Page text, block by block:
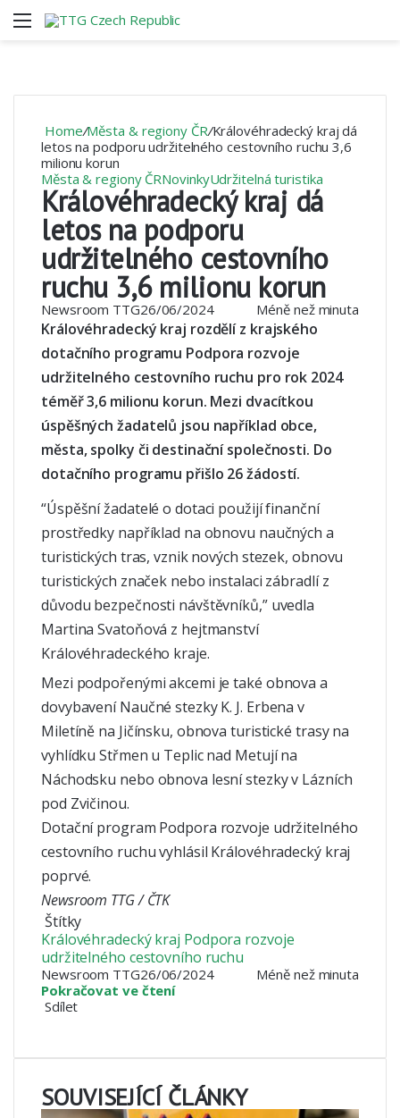
Menu
Home/Města & regiony ČR/Královéhradecký kraj dá
letos na podporu udržitelného cestovního ruchu 3,6
milionu korun
Města & regiony ČRNovinkyUdržitelná turistika
Královéhradecký kraj dá
letos na podporu
udržitelného cestovního
ruchu 3,6 milionu korun
Newsroom TTG26/06/2024 Méně než minuta
Královéhradecký kraj rozdělí z krajského
dotačního programu Podpora rozvoje
udržitelného cestovního ruchu pro rok 2024
téměř 3,6 milionu korun. Mezi dvacítkou
úspěšných žadatelů jsou například obce,
města, spolky či destinační společnosti. Do
dotačního programu přišlo 26 žádostí.
“Úspěšní žadatelé o dotaci použijí finanční
prostředky například na obnovu naučných a
turistických tras, vznik nových stezek, obnovu
turistických značek nebo instalaci zábradlí z
důvodu bezpečnosti návštěvníků,” uvedla
Martina Svatoňová z hejtmanství
Královéhradeckého kraje.
Mezi podpořenými akcemi je také obnova a
dovybavení Naučné stezky K. J. Erbena v
Miletíně na Jičínsku, obnova turistické trasy na
vyhlídku Střmen u Teplic nad Metují na
Náchodsku nebo obnova lesní stezky v Lázních
pod Zvičinou.
Dotační program Podpora rozvoje udržitelného
cestovního ruchu vyhlásil Královéhradecký kraj
poprvé.
Newsroom TTG / ČTK
Štítky
Královéhradecký kraj Podpora rozvoje
udržitelného cestovního ruchu
Newsroom TTG26/06/2024
Méně než minuta
Pokračovat ve čtení
Sdílet
SOUVISEJÍCÍ ČLÁNKY